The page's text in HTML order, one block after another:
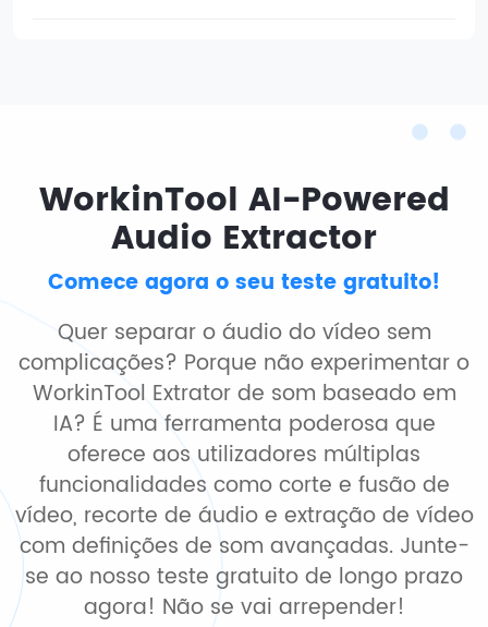
WorkinTool AI-Powered
Audio Extractor
Comece agora o seu teste gratuito!
Quer separar o áudio do vídeo sem
complicações? Porque não experimentar o
WorkinTool Extrator de som baseado em
IA? É uma ferramenta poderosa que
oferece aos utilizadores múltiplas
funcionalidades como corte e fusão de
vídeo, recorte de áudio e extração de vídeo
com definições de som avançadas. Junte-
se ao nosso teste gratuito de longo prazo
agora! Não se vai arrepender!